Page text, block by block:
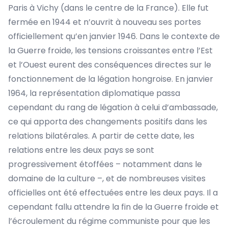
Paris à Vichy (dans le centre de la France). Elle fut
fermée en 1944 et n’ouvrit à nouveau ses portes
officiellement qu’en janvier 1946. Dans le contexte de
la Guerre froide, les tensions croissantes entre l’Est
et l’Ouest eurent des conséquences directes sur le
fonctionnement de la légation hongroise. En janvier
1964, la représentation diplomatique passa
cependant du rang de légation à celui d’ambassade,
ce qui apporta des changements positifs dans les
relations bilatérales. A partir de cette date, les
relations entre les deux pays se sont
progressivement étoffées – notamment dans le
domaine de la culture –, et de nombreuses visites
officielles ont été effectuées entre les deux pays. Il a
cependant fallu attendre la fin de la Guerre froide et
l’écroulement du régime communiste pour que les